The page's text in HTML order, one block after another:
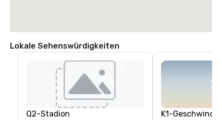
Lokale Sehenswürdigkeiten
Q2-Stadion K1-